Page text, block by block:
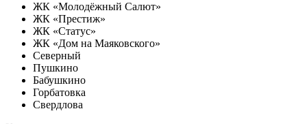
ЖК «Молодёжный Салют»
ЖК «Престиж»
ЖК «Статус»
ЖК «Дом на Маяковского»
Северный
Пушкино
Бабушкино
Горбатовка
Свердлова